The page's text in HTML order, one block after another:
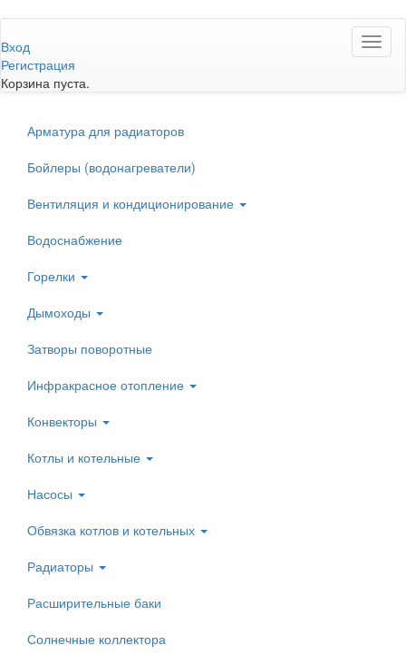
к
основному
содержанию
Вход
Регистрация
Корзина пуста.
Арматура для радиаторов
Бойлеры (водонагреватели)
Вентиляция и кондиционирование
Водоснабжение
Горелки
Дымоходы
Затворы поворотные
Инфракрасное отопление
Конвекторы
Котлы и котельные
Насосы
Обвязка котлов и котельных
Радиаторы
Расширительные баки
Солнечные коллектора